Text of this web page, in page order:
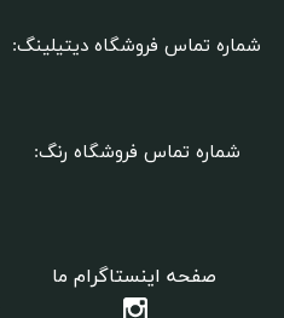
شماره تماس فروشگاه دیتیلینگ:
صفحه اینستاگرام ما
شماره تماس فروشگاه رنگ: